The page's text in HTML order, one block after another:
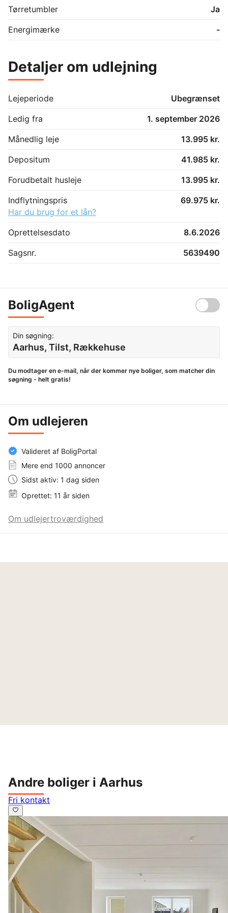
Tørretumbler
Ja
Energimærke
-
Detaljer om udlejning
Lejeperiode
Ubegrænset
Ledig fra
1. september 2026
Månedlig leje
13.995 kr.
Depositum
41.985 kr.
Forudbetalt husleje
13.995 kr.
Indflytningspris
69.975 kr.
Har du brug for et lån?
Oprettelsesdato
8.6.2026
Sagsnr.
5639490
BoligAgent
Din søgning:
Aarhus, Tilst, Rækkehuse
Du modtager en e-mail, når der kommer nye boliger, som matcher din
søgning - helt gratis!
Om udlejeren
Valideret af BoligPortal
Mere end 1000 annoncer
Sidst aktiv: 1 dag siden
Oprettet: 11 år siden
Om udlejertroværdighed
Andre boliger i Aarhus
Fri kontakt